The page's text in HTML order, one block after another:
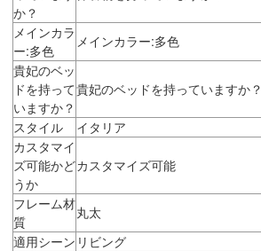
か？
メインカラ
ー:多色
メインカラー:多色
貴妃のベッ
ドを持って
いますか？
貴妃のベッドを持っていますか？
スタイル
イタリア
カスタマイ
ズ可能かど
うか
カスタマイズ可能
フレーム材
質
丸太
適用シーン リビング